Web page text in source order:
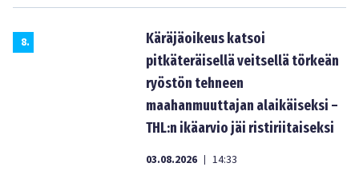
8.
Käräjäoikeus katsoi
pitkäteräisellä veitsellä törkeän
ryöstön tehneen
maahanmuuttajan alaikäiseksi –
THL:n ikäarvio jäi ristiriitaiseksi
03.08.2026 | 14:33